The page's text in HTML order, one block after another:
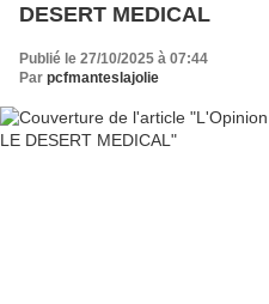
DESERT MEDICAL
Publié le 27/10/2025 à 07:44
Par pcfmanteslajolie